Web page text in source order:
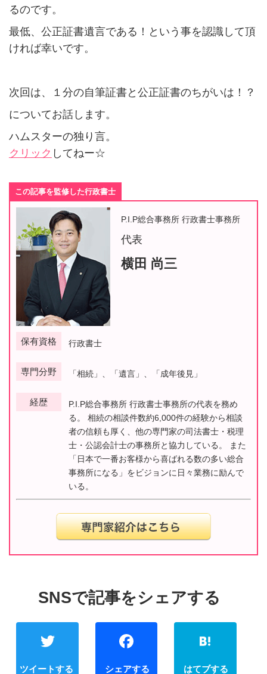
るのです。
最低、公正証書遺言である！という事を認識して頂
ければ幸いです。
次回は、１分の自筆証書と公正証書のちがいは！？
についてお話します。
ハムスターの独り言。
クリック してねー☆
この記事を監修した行政書士
P.I.P総合事務所 行政書士事務所
代表
横田 尚三
保有資格 行政書士
専門分野 「相続」、「遺言」、「成年後見」
経歴
P.I.P総合事務所 行政書士事務所の代表を務め
る。 相続の相談件数約6,000件の経験から相談
者の信頼も厚く、他の専門家の司法書士・税理
士・公認会計士の事務所と協力している。 また
「日本で一番お客様から喜ばれる数の多い総合
事務所になる」をビジョンに日々業務に励んで
いる。